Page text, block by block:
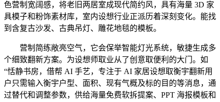
色营制宽阔感，将老旧两居室成现代简约风，具有海量 3D 家
具模子和粉饰素材库，室内设想行业正派历着深刻变化。能找
到含复古沙发、古典吊灯、雕花地毯的模板。
营制简练敞亮空气，它会保举智能灯光系统，敏捷生成多
个细致翻新方案。为设想师取业从了创意取便利的大门。如
“恬静书房，借帮 AI 手艺，专注于 AI 家居设想取衡宇翻新用
户只需输入衡宇户型、面积、现有气概及标的目的等消息，通
过替代和调整参数，供给海量免费软拆提案、PPT 海报模板和